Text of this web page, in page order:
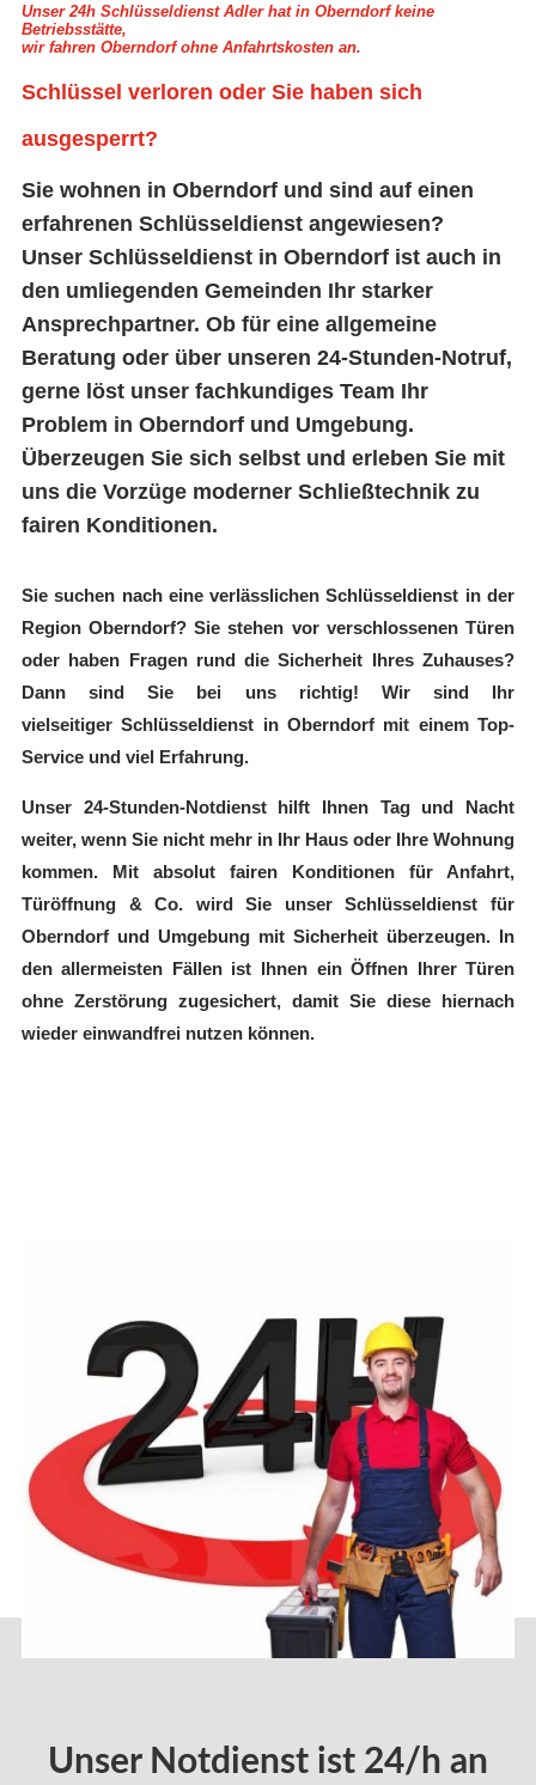
Unser 24h Schlüsseldienst Adler hat in Oberndorf keine
Betriebsstätte,
wir fahren Oberndorf ohne Anfahrtskosten an.
Schlüssel verloren oder Sie haben sich
ausgesperrt?
Sie wohnen in Oberndorf und sind auf einen
erfahrenen Schlüsseldienst angewiesen?
Unser Schlüsseldienst in Oberndorf ist auch in
den umliegenden Gemeinden Ihr starker
Ansprechpartner. Ob für eine allgemeine
Beratung oder über unseren 24-Stunden-Notruf,
gerne löst unser fachkundiges Team Ihr
Problem in Oberndorf und Umgebung.
Überzeugen Sie sich selbst und erleben Sie mit
uns die Vorzüge moderner Schließtechnik zu
fairen Konditionen.
Sie suchen nach eine verlässlichen Schlüsseldienst in der
Region Oberndorf? Sie stehen vor verschlossenen Türen
oder haben Fragen rund die Sicherheit Ihres Zuhauses?
Dann sind Sie bei uns richtig! Wir sind Ihr
vielseitiger Schlüsseldienst in Oberndorf mit einem Top-
Service und viel Erfahrung.
Unser 24-Stunden-Notdienst hilft Ihnen Tag und Nacht
weiter, wenn Sie nicht mehr in Ihr Haus oder Ihre Wohnung
kommen. Mit absolut fairen Konditionen für Anfahrt,
Türöffnung & Co. wird Sie unser Schlüsseldienst für
Oberndorf und Umgebung mit Sicherheit überzeugen. In
den allermeisten Fällen ist Ihnen ein Öffnen Ihrer Türen
ohne Zerstörung zugesichert, damit Sie diese hiernach
wieder einwandfrei nutzen können.
Unser Notdienst ist 24/h an